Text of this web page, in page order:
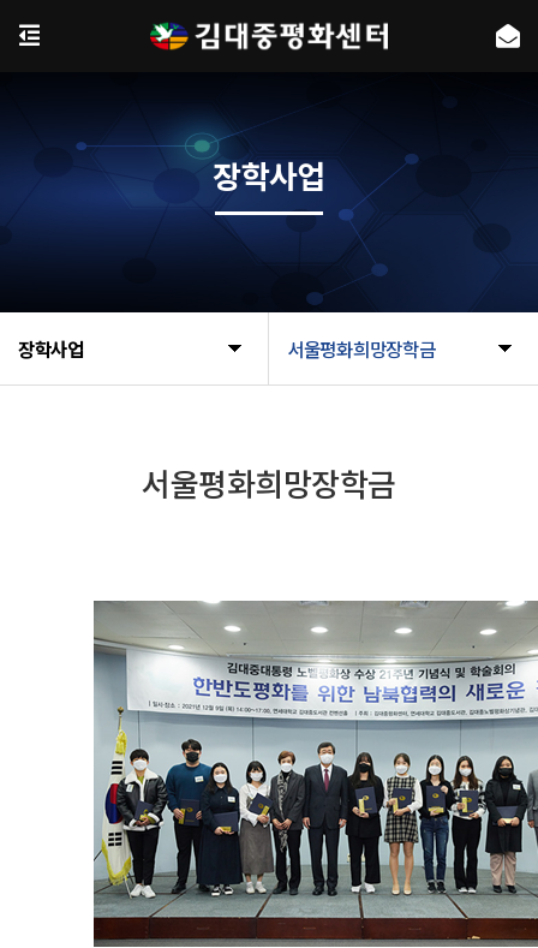
장학사업 서울평화희망장학금
장학사업
서울평화희망장학금